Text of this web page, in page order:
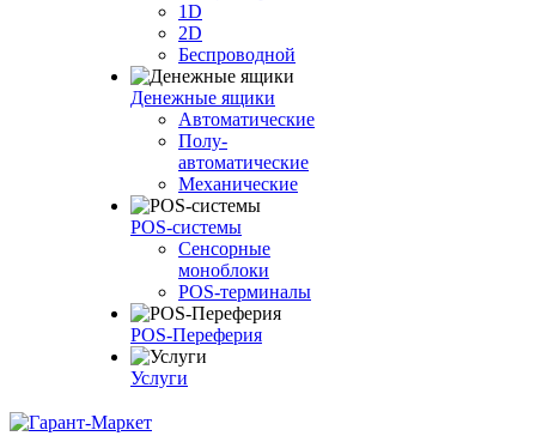
1D
2D
Беспроводной
Денежные ящики
Автоматические
Полу-
автоматические
Механические
POS-системы
Сенсорные
моноблоки
POS-терминалы
POS-Переферия
Услуги